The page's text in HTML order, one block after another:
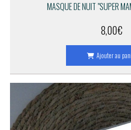
MASQUE DE NUIT "SUPER
8,00€
Ajouter au